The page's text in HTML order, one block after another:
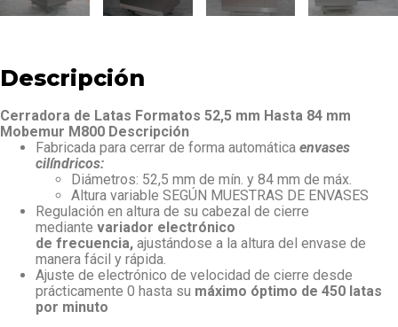
Descripción
Cerradora de Latas Formatos 52,5 mm Hasta 84 mm
Mobemur M800 Descripción
Fabricada para cerrar de forma automática envases
cilíndricos:
Diámetros: 52,5 mm de mín. y 84 mm de máx.
Altura variable SEGÚN MUESTRAS DE ENVASES
Regulación en altura de su cabezal de cierre
mediante variador electrónico
de frecuencia, ajustándose a la altura del envase de
manera fácil y rápida.
Ajuste de electrónico de velocidad de cierre desde
prácticamente 0 hasta su máximo óptimo de 450 latas
por minuto